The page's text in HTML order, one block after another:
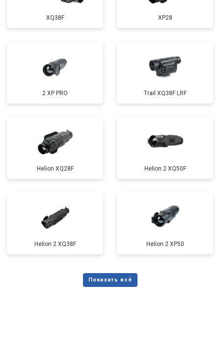
XQ38F XP28
2 XP PRO Trail XQ38F LRF
Helion XQ28F Helion 2 XQ50F
Helion 2 XQ38F Helion 2 XP50